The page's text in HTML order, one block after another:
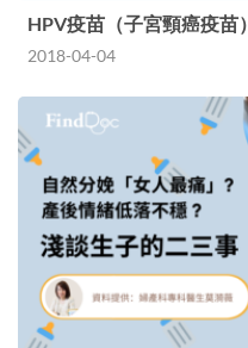
HPV疫苗（子宮頸癌疫苗）
2018-04-04